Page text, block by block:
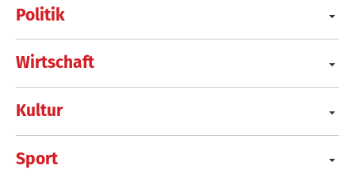
Politik
Wirtschaft
Kultur
Sport